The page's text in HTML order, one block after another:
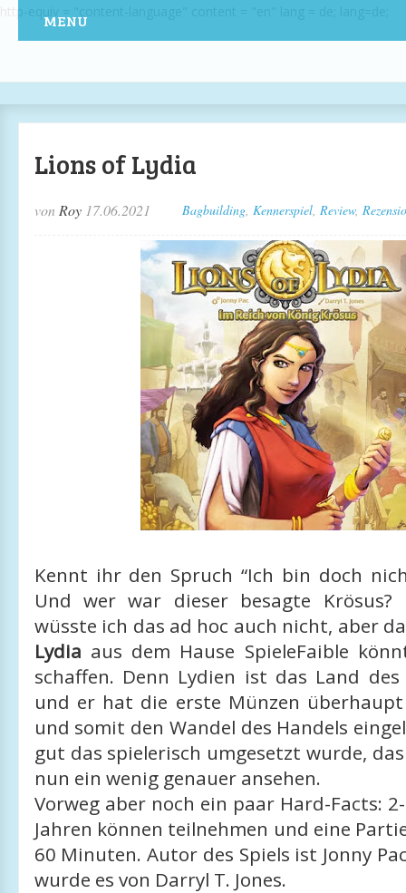
MENU
Lions of Lydia
von Roy 17.06.2021 Bagbuilding, Kennerspiel, Review,
Kennt ihr den Spruch “Ich bin doch
Und wer war dieser besagte Krösus?
wüsste ich das ad hoc auch nicht, aber
Lydia aus dem Hause SpieleFaible
schaffen. Denn Lydien ist das Land des
und er hat die erste Münzen
und somit den Wandel des Handels
gut das spielerisch umgesetzt wurde,
nun ein wenig genauer ansehen.
Vorweg aber noch ein paar Hard-Facts:
Jahren können teilnehmen und eine
60 Minuten. Autor des Spiels ist Jonny
wurde es von Darryl T. Jones.